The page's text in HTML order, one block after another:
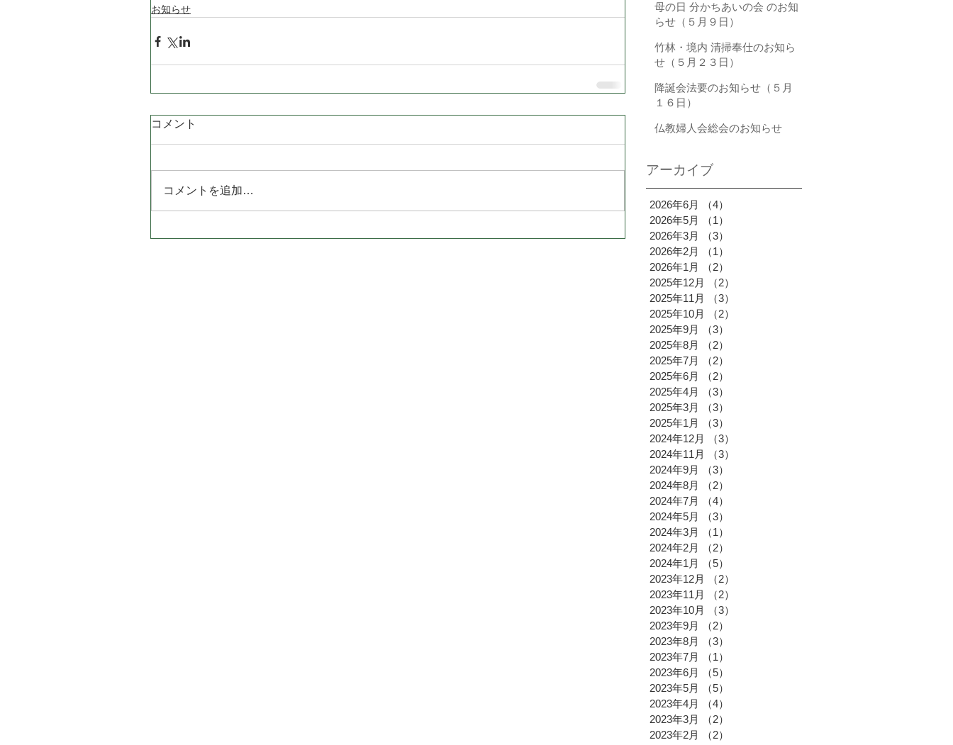
お知らせ
コメント
コメントを追加…
母の日 分かちあいの会 のお知
らせ（５月９日）
竹林・境内 清掃奉仕のお知ら
せ（５月２３日）
降誕会法要のお知らせ（５月
１６日）
仏教婦人会総会のお知らせ
アーカイブ
2026年6月 （4）
2026年5月
（1）
2026年3月
（3）
2026年2月
（1）
2026年1月
（2）
2025年12月
（2）
2025年11月
（3）
2025年10月
（2）
2025年9月
（3）
2025年8月
（2）
2025年7月
（2）
2025年6月
（2）
2025年4月
（3）
2025年3月
（3）
2025年1月
（3）
2024年12月
（3）
2024年11月
（3）
2024年9月
（3）
2024年8月
（2）
2024年7月
（4）
2024年5月
（3）
2024年3月
（1）
2024年2月
（2）
2024年1月
（5）
2023年12月
（2）
2023年11月
（2）
2023年10月
（3）
2023年9月
（2）
2023年8月
（3）
2023年7月
（1）
2023年6月
（5）
2023年5月
（5）
2023年4月
（4）
2023年3月
（2）
2023年2月
（2）